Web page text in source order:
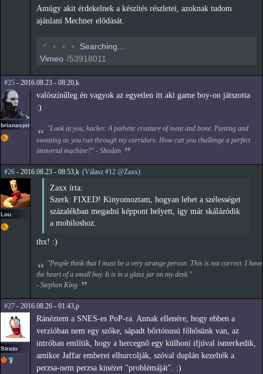
Amúgy akit érdekelnek a készítés részletei, azoknak tudom
ajánlani Mechner elődását.
◟ ◦ ◦ ◦
Searching...
Vimeo /53918011
#25 - 2016.08.23 - 08:20,k
brianaspirin
valószínűleg én vagyok az egyetlen itt aki game boy-on játszotta
:)
"Look at you, hacker. A pathetic creature of meat and bone. Panting and
sweating as you run through my corridors. How can you challenge a perfect
immortal machine?" - Shodan
#26 - 2016.08.23 - 08:53,k (Válasz #12 @Zaxx)
Lou
Zaxx írta:
Szerk: FIXED! Kinyomoztam, hogyan lehet a szélességet
százalékban megadni képpont helyett, így már skálázódik
a mobiloshoz.
thx! :)
"People think that I must be a very strange person. This is not correct. I have
the heart of a small boy. It is in a glass jar on my desk."
- Stephen King
#27 - 2016.08.26 - 01:43,p
Strato
Ránéztem a SNES-es PoP-ra. Annak ellenére, hogy ebben a
verzióban nem egy szőke, sápadt bőrtónusú főhősünk van, az
intróban említik, hogy a hercegnő egy külhoni ifjúval ismerkedik,
amikor Jaffar emberei elhurcolják, szóval duplán kezelték a
perzsa-nem perzsa kinézet "problémáját". :)